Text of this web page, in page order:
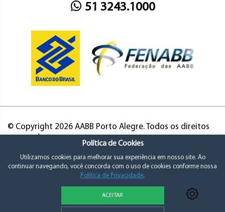
51 3243.1000
© Copyright 2026 AABB Porto Alegre. Todos os direitos
Política de Privacidade e Consentimento
Política de Cookies
Utilizamos cookies para melhorar sua experiência em nosso site. Ao
continuar navegando, você concorda com o uso de cookies conforme nossa
Política de Privacidade.
ACEITAR